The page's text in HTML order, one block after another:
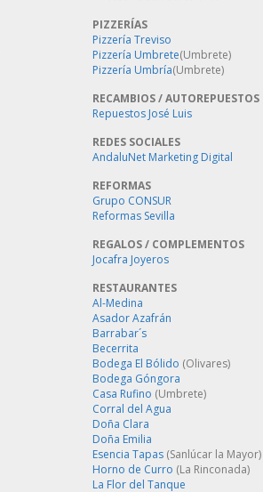
PIZZERÍAS
Pizzería Treviso
Pizzería Umbrete(Umbrete)
Pizzería Umbría(Umbrete)
RECAMBIOS / AUTOREPUESTOS
Repuestos José Luis
REDES SOCIALES
AndaluNet Marketing Digital
REFORMAS
Grupo CONSUR
Reformas Sevilla
REGALOS / COMPLEMENTOS
Jocafra Joyeros
RESTAURANTES
Al-Medina
Asador Azafrán
Barrabar´s
Becerrita
Bodega El Bólido (Olivares)
Bodega Góngora
Casa Rufino (Umbrete)
Corral del Agua
Doña Clara
Doña Emilia
Esencia Tapas (Sanlúcar la Mayor)
Horno de Curro (La Rinconada)
La Flor del Tanque